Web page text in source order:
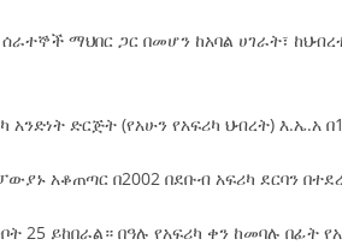
ማህበር ጋር በመሆን ከአባል ሀገራት፣
አንድነት ድርጅት (የአሁን የአፍሪካ ህብረት) እ.ኤ.አ
አቆጠጣር በ2002 በደቡብ አፍሪካ ደርባን
ይከበራል። በዓሉ የአፍሪካ ቀን ከመባሉ በፊት